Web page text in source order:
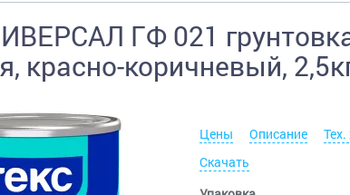
ГФ 021
красно-коричневый,
Цены Описание
Скачать